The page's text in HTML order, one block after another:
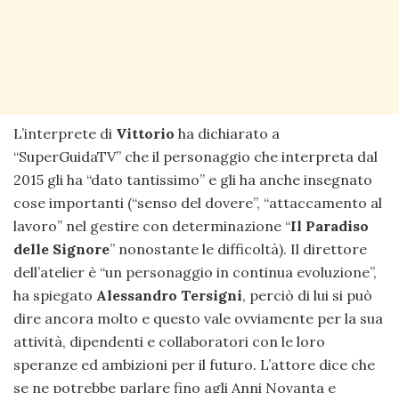
L’interprete di Vittorio ha dichiarato a
“SuperGuidaTV” che il personaggio che interpreta dal
2015 gli ha “dato tantissimo” e gli ha anche insegnato
cose importanti (“senso del dovere”, “attaccamento al
lavoro” nel gestire con determinazione “Il Paradiso
delle Signore” nonostante le difficoltà). Il direttore
dell’atelier è “un personaggio in continua evoluzione”,
ha spiegato Alessandro Tersigni, perciò di lui si può
dire ancora molto e questo vale ovviamente per la sua
attività, dipendenti e collaboratori con le loro
speranze ed ambizioni per il futuro. L’attore dice che
se ne potrebbe parlare fino agli Anni Novanta e